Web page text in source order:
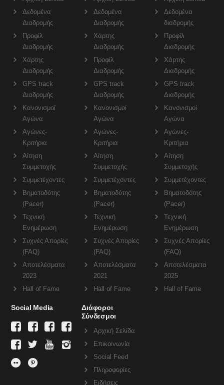
Δεδομένα
Διαδρομής
Προφίλ
Διαδρομής
Χάρτης
Διαδρομής
GPS track
Διαδρομής
Κανονισμοί
Αγώνα
Αγώνες-
Κριτήρια
Αίτηση
Συμμετοχής
Συμμετέχοντες
Βηματοδότης
(Pacer)
Τεχνική
Ενημέρωση
Συχνές Απορίες
(FAQ)
Αποτελέσματα
2023
Hall of Fame
Δεδομένα
Διαδρομής
Χάρτης
Διαδρομής
Προφίλ
Διαδρομής
GPS track
Διαδρομής
Κανονισμοί
Αγώνα
Αγώνες-
Κριτήρια
Αίτηση
Συμμετοχής
Συμμετέχοντες
Βηματοδότης
(Pacer)
Τεχνική
Ενημέρωση
Συχνές Απορίες
(FAQ)
Αποτελέσματα
2021
Hall of Fame
Δεδομένα
διαδρομής
Προφίλ
Διαδρομής
Χάρτης
Διαδρομής
GPS track
Διαδρομής
Κανονισμοί
Αγώνα
Αγώνες-
Κριτήρια
Αίτηση
Συμμετοχής
Συμμετέχοντες
Βηματοδότης
(Pacer)
Τεχνική
Ενημέρωση
Συχνές Απορίες
(FAQ)
Αποτελέσματα
2025
Hall of Fame
Social Media
Διάφοροι
Σύνδεσμοι
Αρχική Σελίδα
Επικοινωνία
Social Feed
Πληροφορίες
Ειδήσεις